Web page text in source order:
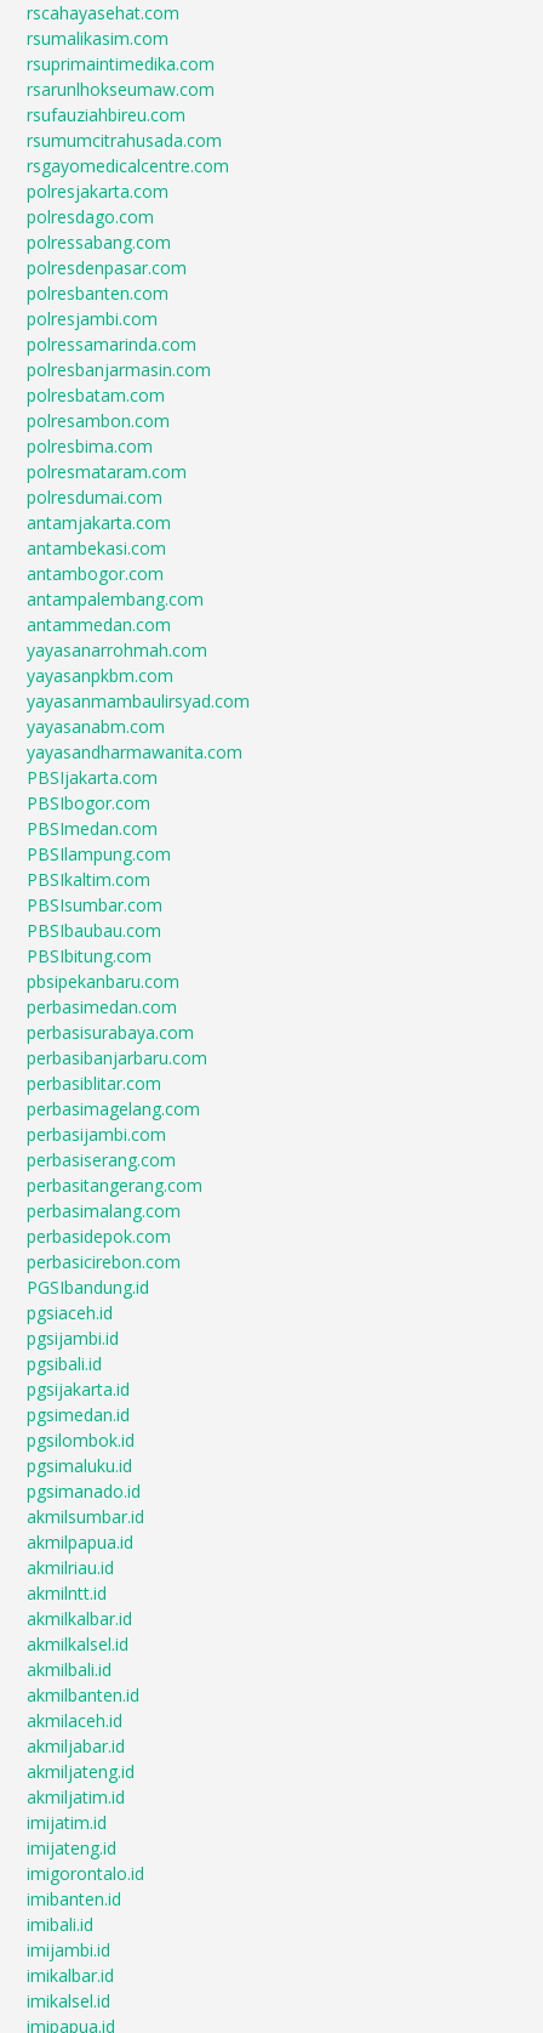
rscahayasehat.com
rsumalikasim.com
rsuprimaintimedika.com
rsarunlhokseumaw.com
rsufauziahbireu.com
rsumumcitrahusada.com
rsgayomedicalcentre.com
polresjakarta.com
polresdago.com
polressabang.com
polresdenpasar.com
polresbanten.com
polresjambi.com
polressamarinda.com
polresbanjarmasin.com
polresbatam.com
polresambon.com
polresbima.com
polresmataram.com
polresdumai.com
antamjakarta.com
antambekasi.com
antambogor.com
antampalembang.com
antammedan.com
yayasanarrohmah.com
yayasanpkbm.com
yayasanmambaulirsyad.com
yayasanabm.com
yayasandharmawanita.com
PBSIjakarta.com
PBSIbogor.com
PBSImedan.com
PBSIlampung.com
PBSIkaltim.com
PBSIsumbar.com
PBSIbaubau.com
PBSIbitung.com
pbsipekanbaru.com
perbasimedan.com
perbasisurabaya.com
perbasibanjarbaru.com
perbasiblitar.com
perbasimagelang.com
perbasijambi.com
perbasiserang.com
perbasitangerang.com
perbasimalang.com
perbasidepok.com
perbasicirebon.com
PGSIbandung.id
pgsiaceh.id
pgsijambi.id
pgsibali.id
pgsijakarta.id
pgsimedan.id
pgsilombok.id
pgsimaluku.id
pgsimanado.id
akmilsumbar.id
akmilpapua.id
akmilriau.id
akmilntt.id
akmilkalbar.id
akmilkalsel.id
akmilbali.id
akmilbanten.id
akmilaceh.id
akmiljabar.id
akmiljateng.id
akmiljatim.id
imijatim.id
imijateng.id
imigorontalo.id
imibanten.id
imibali.id
imijambi.id
imikalbar.id
imikalsel.id
imipapua.id